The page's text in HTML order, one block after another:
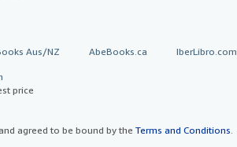
Aus/NZ AbeBooks.ca IberLibro.com
price
agreed to be bound by the Terms and Conditions.